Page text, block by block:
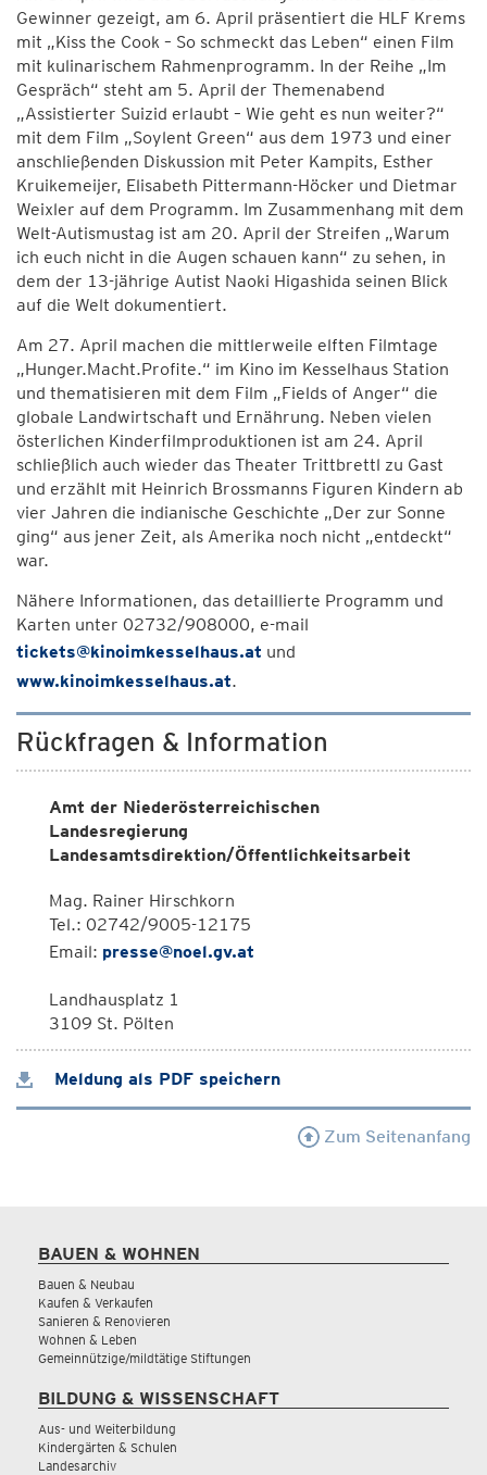
Gewinner gezeigt, am 6. April präsentiert die HLF Krems
mit „Kiss the Cook – So schmeckt das Leben“ einen Film
mit kulinarischem Rahmenprogramm. In der Reihe „Im
Gespräch“ steht am 5. April der Themenabend
„Assistierter Suizid erlaubt – Wie geht es nun weiter?“
mit dem Film „Soylent Green“ aus dem 1973 und einer
anschließenden Diskussion mit Peter Kampits, Esther
Kruikemeijer, Elisabeth Pittermann-Höcker und Dietmar
Weixler auf dem Programm. Im Zusammenhang mit dem
Welt-Autismustag ist am 20. April der Streifen „Warum
ich euch nicht in die Augen schauen kann“ zu sehen, in
dem der 13-jährige Autist Naoki Higashida seinen Blick
auf die Welt dokumentiert.
Am 27. April machen die mittlerweile elften Filmtage
„Hunger.Macht.Profite.“ im Kino im Kesselhaus Station
und thematisieren mit dem Film „Fields of Anger“ die
globale Landwirtschaft und Ernährung. Neben vielen
österlichen Kinderfilmproduktionen ist am 24. April
schließlich auch wieder das Theater Trittbrettl zu Gast
und erzählt mit Heinrich Brossmanns Figuren Kindern ab
vier Jahren die indianische Geschichte „Der zur Sonne
ging“ aus jener Zeit, als Amerika noch nicht „entdeckt“
war.
Nähere Informationen, das detaillierte Programm und
Karten unter 02732/908000, e-mail
tickets@kinoimkesselhaus.at und
www.kinoimkesselhaus.at.
Rückfragen & Information
Amt der Niederösterreichischen
Landesregierung
Landesamtsdirektion/Öffentlichkeitsarbeit
Mag. Rainer Hirschkorn
Tel.: 02742/9005-12175
Email: presse@noel.gv.at
Landhausplatz 1
3109 St. Pölten
Meldung als PDF speichern
Zum Seitenanfang
BAUEN & WOHNEN
Bauen & Neubau
Kaufen & Verkaufen
Sanieren & Renovieren
Wohnen & Leben
Gemeinnützige/mildtätige Stiftungen
BILDUNG & WISSENSCHAFT
Aus- und Weiterbildung
Kindergärten & Schulen
Landesarchiv